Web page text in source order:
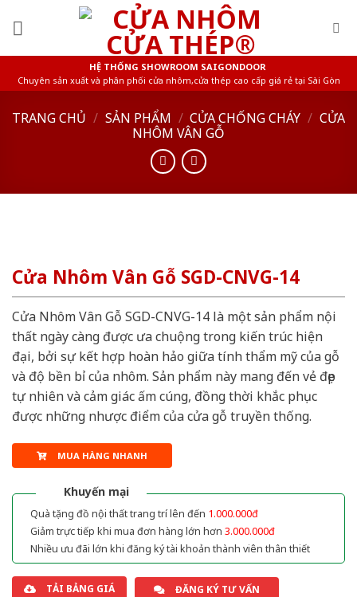
HỆ THỐNG SHOWROOM SAIGONDOOR
Chuyên sản xuất và phân phối cửa nhôm,cửa thép cao cấp giá rẻ tại Sài Gòn
TRANG CHỦ / SẢN PHẨM / CỬA CHỐNG CHÁY / CỬA
NHÔM VÂN GỖ
Cửa Nhôm Vân Gỗ SGD-CNVG-14
Cửa Nhôm Vân Gỗ SGD-CNVG-14 là một sản phẩm nội
thất ngày càng được ưa chuộng trong kiến trúc hiện
đại, bởi sự kết hợp hoàn hảo giữa tính thẩm mỹ của gỗ
và độ bền bỉ của nhôm. Sản phẩm này mang đến vẻ đẹp
tự nhiên và cảm giác ấm cúng, đồng thời khắc phục
được những nhược điểm của cửa gỗ truyền thống.
MUA HÀNG NHANH
Khuyến mại
Quà tặng đồ nội thất trang trí lên đến 1.000.000đ
Giảm trực tiếp khi mua đơn hàng lớn hơn 3.000.000đ
Nhiều ưu đãi lớn khi đăng ký tài khoản thành viên thân thiết
TẢI BẢNG GIÁ ĐĂNG KÝ TƯ VẤN